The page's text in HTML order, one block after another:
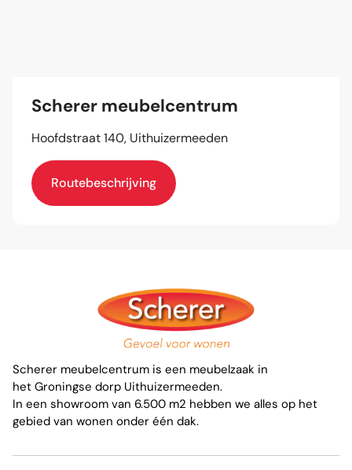
Scherer meubelcentrum
Hoofdstraat 140, Uithuizermeeden
Routebeschrijving
Scherer meubelcentrum is een meubelzaak in
het Groningse dorp Uithuizermeeden.
In een showroom van 6.500 m2 hebben we alles op het
gebied van wonen onder één dak.